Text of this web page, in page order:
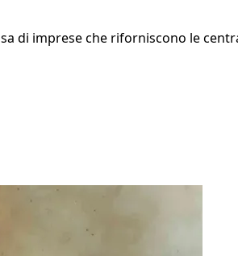
di imprese che riforniscono le